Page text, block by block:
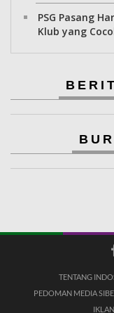
PSG Pasang
Klub yang
TENTANG
PEDOMAN MEDIA